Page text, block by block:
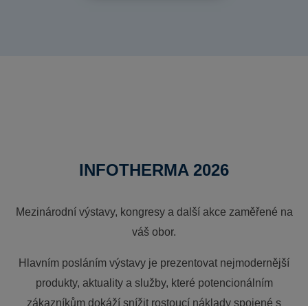
INFOTHERMA 2026
Mezinárodní výstavy, kongresy a další akce zaměřené na
váš obor.
Hlavním posláním výstavy je prezentovat nejmodernější
produkty, aktuality a služby, které potencionálním
zákazníkům dokáží snížit rostoucí náklady spojené s